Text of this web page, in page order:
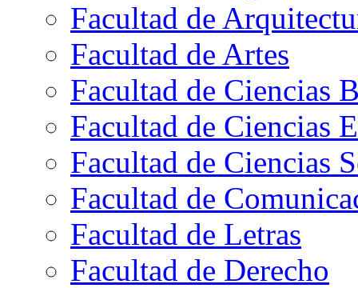
Facultad de
Facultad de Artes
Facultad de Ciencias
Facultad de Ciencias
Facultad de Ciencias
Facultad de
Facultad de Letras
Facultad de Derecho